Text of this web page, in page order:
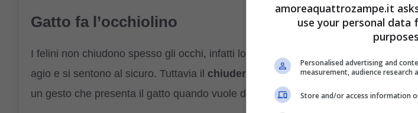
Gatto fa l’occhiolino
I felini non chiudono spesso gli occhi, infatti lo fanno solo quando dormono o
agio e si sentono al sicuro. Tuttavia il chiudere e aprire gli occhi,un po’ come se
un gesto che presenta il gatto quando vuole dirci che ci vuole bene.
amoreaquattrozampe.it
use your personal
Personalised advertising and
measurement, audience research
Store and/or access information